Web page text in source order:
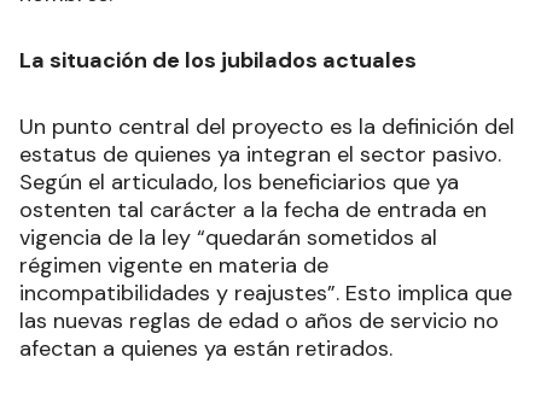
La situación de los jubilados actuales
Un punto central del proyecto es la definición del
estatus de quienes ya integran el sector pasivo.
Según el articulado, los beneficiarios que ya
ostenten tal carácter a la fecha de entrada en
vigencia de la ley “quedarán sometidos al
régimen vigente en materia de
incompatibilidades y reajustes”. Esto implica que
las nuevas reglas de edad o años de servicio no
afectan a quienes ya están retirados.